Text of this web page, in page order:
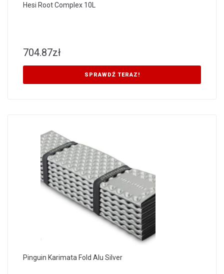
Hesi Root Complex 10L
704.87zł
SPRAWDŹ TERAZ!
Pinguin Karimata Fold Alu Silver